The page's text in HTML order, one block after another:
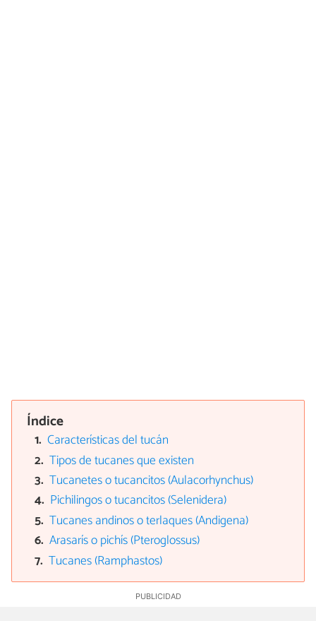
Índice
Características del tucán
Tipos de tucanes que existen
Tucanetes o tucancitos (Aulacorhynchus)
Pichilingos o tucancitos (Selenidera)
Tucanes andinos o terlaques (Andigena)
Arasarís o pichís (Pteroglossus)
Tucanes (Ramphastos)